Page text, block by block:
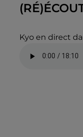
Kyo en direct